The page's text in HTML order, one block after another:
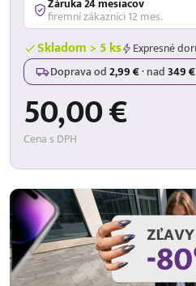
firemní zákazníci 12 mes.
Skladom > 5 ks
Expresné
Doprava od2,99 €·nad349
50,00 €
Cena s DPH